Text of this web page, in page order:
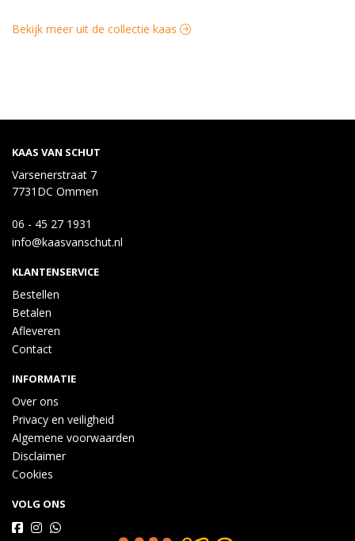
Bekijk meer uit de collectie kaas
KAAS VAN SCHUT
Varsenerstraat 7
7731DC Ommen
06 - 45 27 1931
info@kaasvanschut.nl
KLANTENSERVICE
Bestellen
Betalen
Afleveren
Contact
INFORMATIE
Over ons
Privacy en veiligheid
Algemene voorwaarden
Disclaimer
Cookies
VOLG ONS